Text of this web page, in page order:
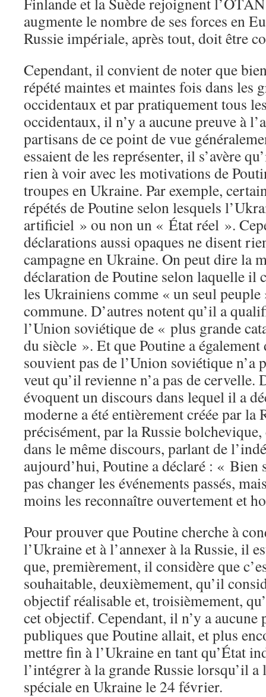
augmente le nombre de ses forces en
Russie impériale, après tout, doit être
Cependant, il convient de noter que
répété maintes et maintes fois dans les
occidentaux et par pratiquement tous
occidentaux, il n’y a aucune preuve à
partisans de ce point de vue
essaient de les représenter, il s’avère
rien à voir avec les motivations de
troupes en Ukraine. Par exemple,
répétés de Poutine selon lesquels
artificiel » ou non un « État réel ».
déclarations aussi opaques ne disent
campagne en Ukraine. On peut dire la
déclaration de Poutine selon laquelle il
les Ukrainiens comme « un seul peuple
commune. D’autres notent qu’il a
l’Union soviétique de « plus grande
du siècle ». Et que Poutine a
souvient pas de l’Union soviétique n’a
veut qu’il revienne n’a pas de cervelle.
évoquent un discours dans lequel il a
moderne a été entièrement créée par la
précisément, par la Russie
dans le même discours, parlant de
aujourd’hui, Poutine a déclaré : « Bien
pas changer les événements passés,
moins les reconnaître ouvertement et
Pour prouver que Poutine cherche à
l’Ukraine et à l’annexer à la Russie, il
que, premièrement, il considère que
souhaitable, deuxièmement, qu’il
objectif réalisable et, troisièmement,
cet objectif. Cependant, il n’y a aucune
publiques que Poutine allait, et plus
mettre fin à l’Ukraine en tant qu’État
l’intégrer à la grande Russie lorsqu’il a
spéciale en Ukraine le 24 février.